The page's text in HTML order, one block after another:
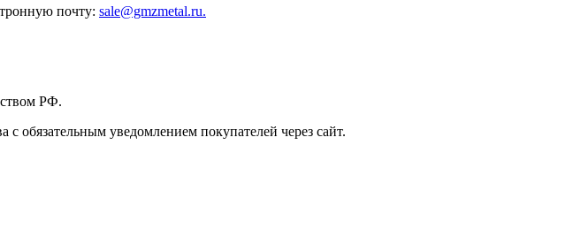
почту: sale@gmzmetal.ru.
РФ.
с обязательным уведомлением покупателей через сайт.